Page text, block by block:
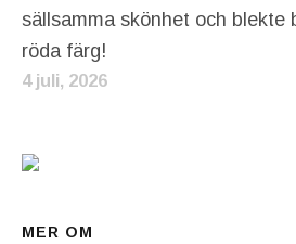
sällsamma skönhet och blekte
röda färg!
4 juli, 2026
MER OM